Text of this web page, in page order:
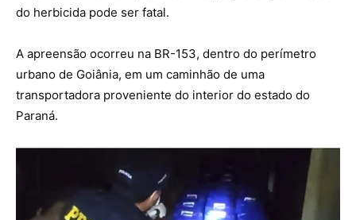
do herbicida pode ser fatal.
A apreensão ocorreu na BR-153, dentro do perímetro
urbano de Goiânia, em um caminhão de uma
transportadora proveniente do interior do estado do
Paraná.